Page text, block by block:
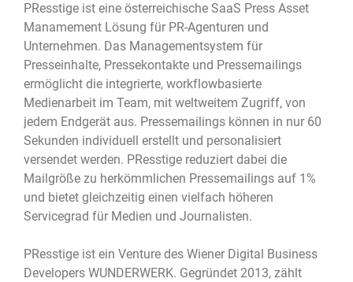
PResstige ist eine österreichische SaaS Press Asset
Manamement Lösung für PR-Agenturen und
Unternehmen. Das Managementsystem für
Presseinhalte, Pressekontakte und Pressemailings
ermöglicht die integrierte, workflowbasierte
Medienarbeit im Team, mit weltweitem Zugriff, von
jedem Endgerät aus. Pressemailings können in nur 60
Sekunden individuell erstellt und personalisiert
versendet werden. PResstige reduziert dabei die
Mailgröße zu herkömmlichen Pressemailings auf 1%
und bietet gleichzeitig einen vielfach höheren
Servicegrad für Medien und Journalisten.
PResstige ist ein Venture des Wiener Digital Business
Developers WUNDERWERK. Gegründet 2013, zählt